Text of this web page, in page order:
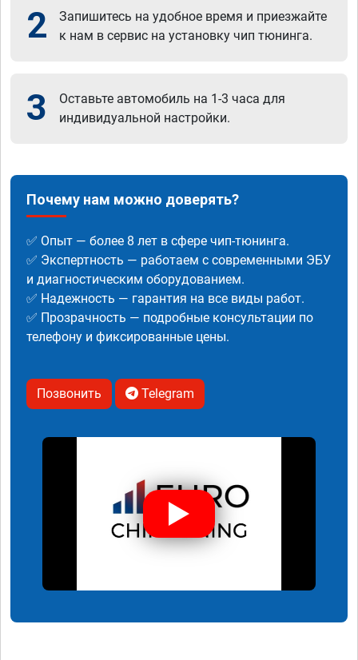
2
Запишитесь на удобное время и приезжайте
к нам в сервис на установку чип тюнинга.
3
Оставьте автомобиль на 1-3 часа для
индивидуальной настройки.
Почему нам можно доверять?
✅ Опыт — более 8 лет в сфере чип-тюнинга.
✅ Экспертность — работаем с современными ЭБУ
и диагностическим оборудованием.
✅ Надежность — гарантия на все виды работ.
✅ Прозрачность — подробные консультации по
телефону и фиксированные цены.
Позвонить Telegram